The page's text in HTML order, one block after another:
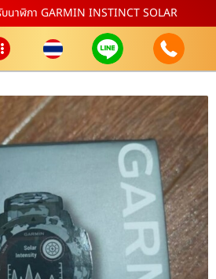
นาฬิกา GARMIN INSTINCT SOLAR